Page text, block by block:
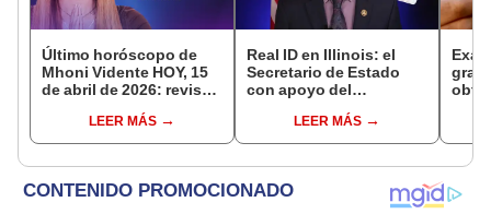
Último horóscopo de
Mhoni Vidente HOY, 15
de abril de 2026: revisa
signo y entérate si te
espera un día
LEER MÁS
Real ID en Illinois: el
Secretario de Estado
con apoyo del
García explican si es
necesario solicitarlo
LEER MÁS